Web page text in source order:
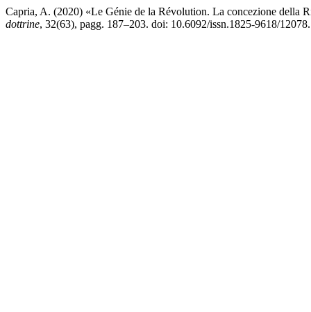
Capria, A. (2020) «Le Génie de la Révolution. La concezione della
dottrine, 32(63), pagg. 187–203. doi: 10.6092/issn.1825-9618/12078.